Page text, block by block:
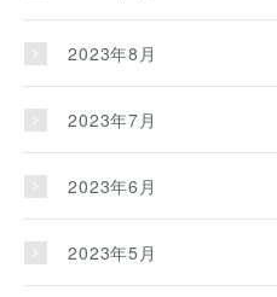
2023年8月
2023年7月
2023年6月
2023年5月